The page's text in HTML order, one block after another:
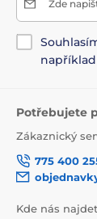
Zde
Potřebujete
Zákaznický
775 400
Kde nás